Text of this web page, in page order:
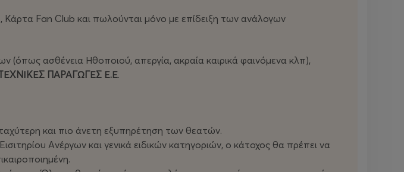
Τουλόπουλος
Βοηθός Σκηνοθέτη:
Σάββας Τασίου
Μουσική Παραγωγή / Rec / Mix / Master /
Fan Club και πωλούνται μόνο με επίδειξη των ανάλογων
ασθένεια Ηθοποιού, απεργία, ακραία καιρικά φαινόμενα κλπ),
ΠΑΡΑΓΩΓΕΣ Ε.Ε.
και πιο άνετη εξυπηρέτηση των θεατών.
Aνέργων και γενικά ειδικών κατηγοριών, ο κάτοχος θα πρέπει να